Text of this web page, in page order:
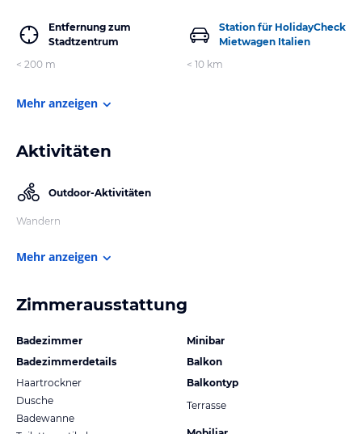
Entfernung zum
Stadtzentrum
< 200 m
Station für HolidayCheck
Mietwagen Italien
< 10 km
Mehr anzeigen
Aktivitäten
Outdoor-Aktivitäten
Wandern
Mehr anzeigen
Zimmerausstattung
Badezimmer
Badezimmerdetails
Haartrockner
Dusche
Badewanne
Minibar
Balkon
Balkontyp
Terrasse